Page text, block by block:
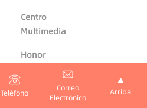
Teléfono
Correo
Electrónico
Arriba
Centro
Multimedia
Honor
Últimas Noticias